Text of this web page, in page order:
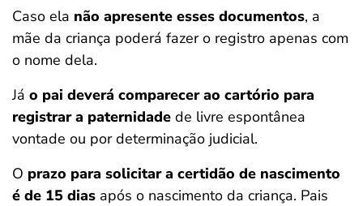
Caso ela não apresente esses documentos, a
mãe da criança poderá fazer o registro apenas com
o nome dela.
Já o pai deverá comparecer ao cartório para
registrar a paternidade de livre espontânea
vontade ou por determinação judicial.
O prazo para solicitar a certidão de nascimento
é de 15 dias após o nascimento da criança. Pais